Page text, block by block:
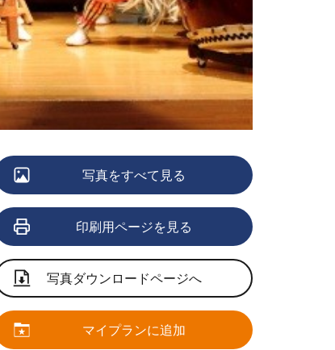
写真をすべて見る
印刷用ページを見る
写真ダウンロードページへ
マイプランに追加